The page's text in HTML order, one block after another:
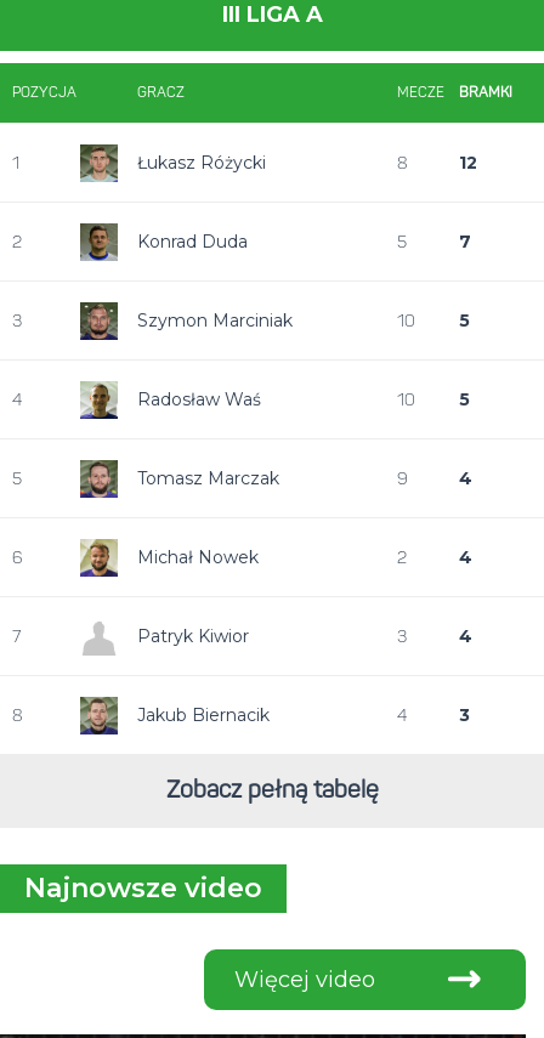
III LIGA A
POZYCJA GRACZ MECZE BRAMKI
1 Łukasz Różycki 8 12
2 Konrad Duda 5 7
3 Szymon Marciniak 10 5
4 Radosław Waś 10 5
5 Tomasz Marczak 9 4
6 Michał Nowek 2 4
7 Patryk Kiwior 3 4
8 Jakub Biernacik 4 3
Zobacz pełną tabelę
Najnowsze video
Więcej video